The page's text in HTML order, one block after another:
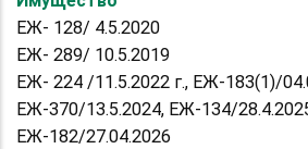
ЕЖ- 128/ 4.5.2020
ЕЖ- 289/ 10.5.2019
ЕЖ- 224 /11.5.2022 г., ЕЖ-183(1)/
ЕЖ-370/13.5.2024, ЕЖ-134/
ЕЖ-182/27.04.2026